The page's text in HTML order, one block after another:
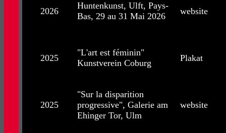
2026
Huntenkunst, Ulft, Pays-
Bas, 29 au 31 Mai 2026
website
2025
"L'art est féminin"
Kunstverein Coburg
Plakat
2025
"Sur la disparition
progressive", Galerie am
Ehinger Tor, Ulm
website